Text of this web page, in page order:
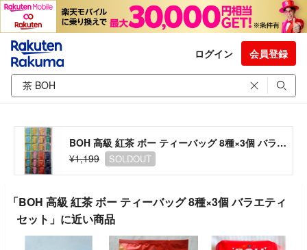
ログイン 会員登録
BOH 高級 紅茶 ボー ティーバッグ 8種×3個 バラエティ セット
¥1,199
SOLDOUT
「BOH 高級 紅茶 ボー ティーバッグ 8種×3個 バラエティ
セット」に近い商品